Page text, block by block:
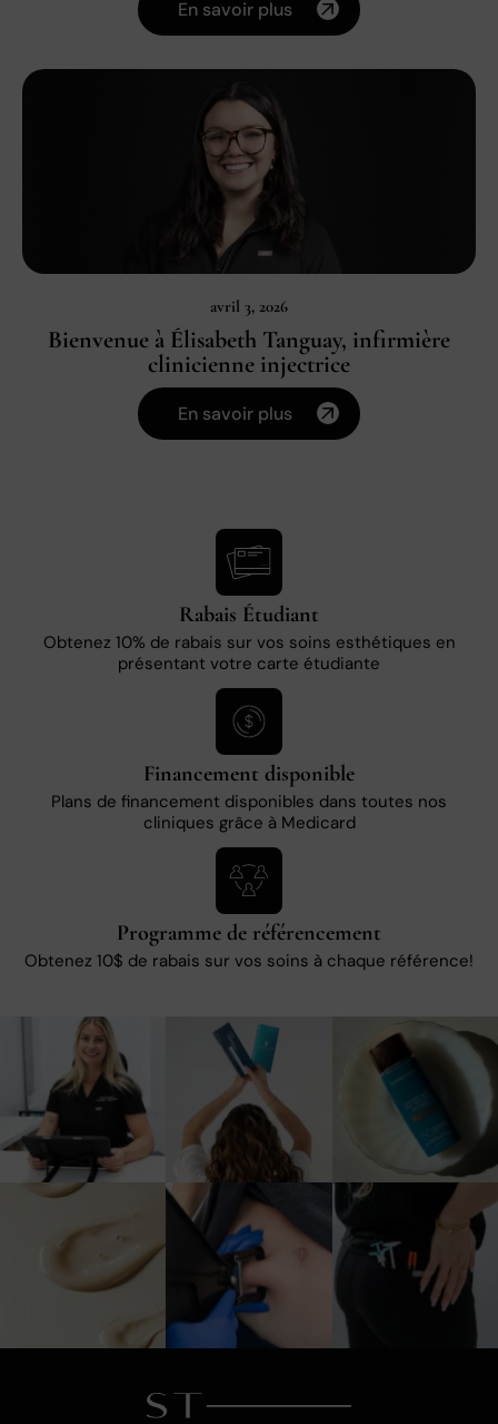
En savoir plus
avril 3, 2026
Bienvenue à Élisabeth Tanguay, infirmière
clinicienne injectrice
En savoir plus
Rabais Étudiant
Obtenez 10% de rabais sur vos soins esthétiques en
présentant votre carte étudiante
Financement disponible
Plans de financement disponibles dans toutes nos
cliniques grâce à Medicard
Programme de référencement
Obtenez 10$ de rabais sur vos soins à chaque référence!
10 0 3 0 1 0
3 0